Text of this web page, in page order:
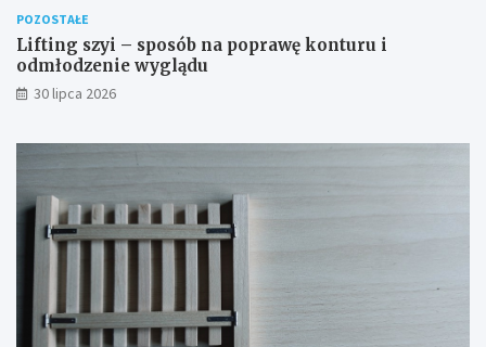
POZOSTAŁE
Lifting szyi – sposób na poprawę konturu i
odmłodzenie wyglądu
30 lipca 2026